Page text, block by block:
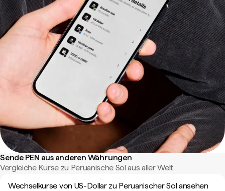
Sende PEN aus anderen Währungen
Vergleiche Kurse zu Peruanische Sol aus aller Welt.
Wechselkurse von US-Dollar zu Peruanischer Sol ansehen